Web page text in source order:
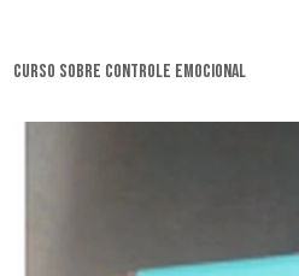
curso sobre controle emocional